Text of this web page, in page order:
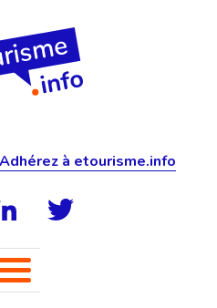
Adhérez à etourisme.info